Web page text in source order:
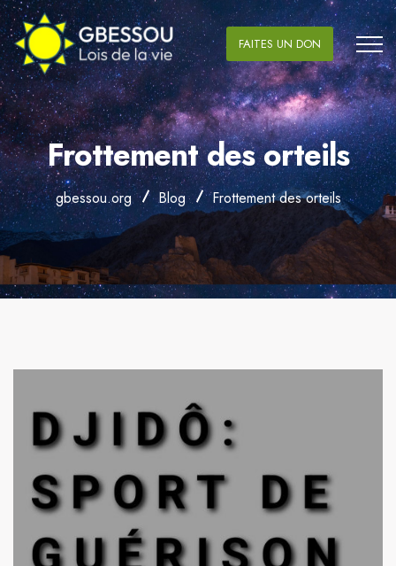
FAITES UN DON
Frottement des orteils
gbessou.org Blog Frottement des orteils